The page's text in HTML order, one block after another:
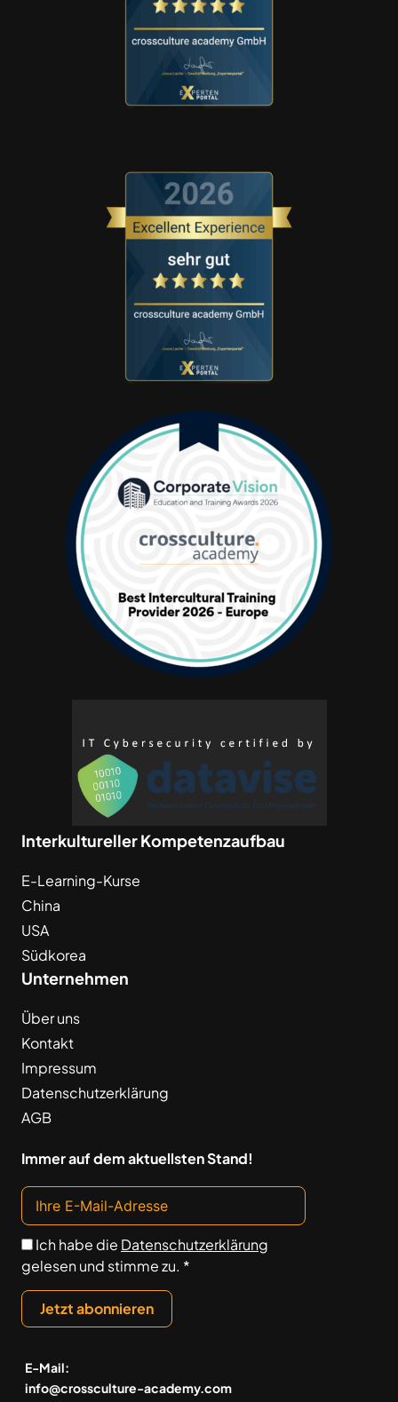
Interkultureller Kompetenzaufbau
E-Learning-Kurse
China
USA
Südkorea
Unternehmen
Über uns
Kontakt
Impressum
Datenschutzerklärung
AGB
Immer auf dem aktuellsten Stand!
Ich habe die Datenschutzerklärung
gelesen und stimme zu. *
Jetzt abonnieren
E-Mail:
info@crossculture-academy.com